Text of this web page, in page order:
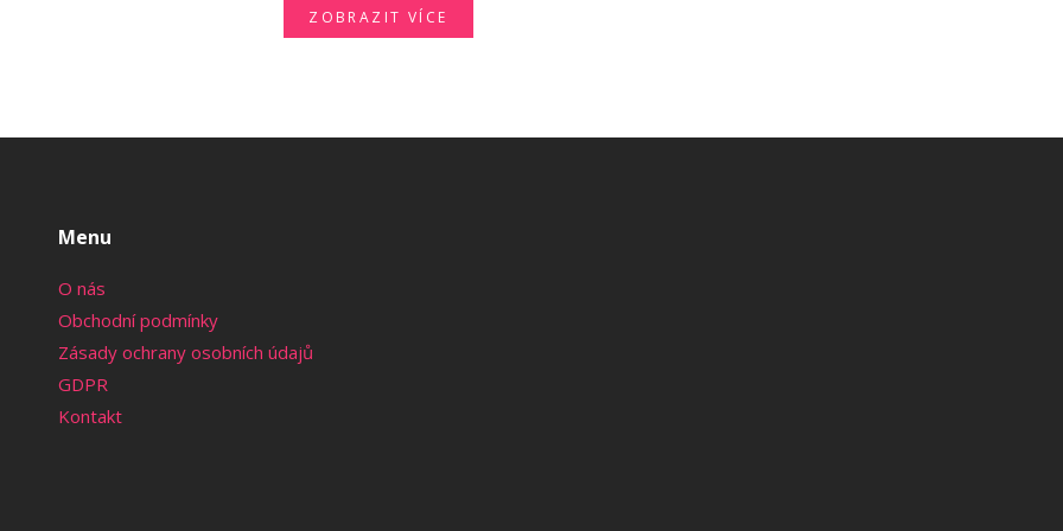
ZOBRAZIT VÍCE
Menu
O nás
Obchodní podmínky
Zásady ochrany osobních údajů
GDPR
Kontakt